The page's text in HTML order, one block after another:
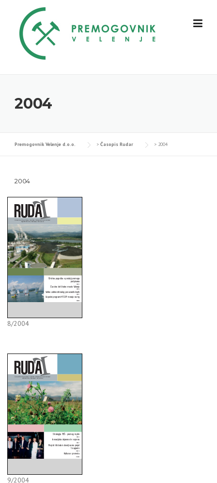
content
2004
Premogovnik Velenje d.o.o. > Časopis Rudar > 2004
2004
8/2004
9/2004